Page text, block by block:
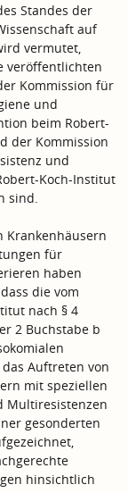
Standes der
auf
vermutet,
veröffentlichten
Kommission für
und
beim Robert-
der Kommission
und
Koch-Institut
sind.
Krankenhäusern
für
haben
die vom
nach § 4
2 Buchstabe b
Auftreten von
mit speziellen
Multiresistenzen
gesonderten
hinsichtlich